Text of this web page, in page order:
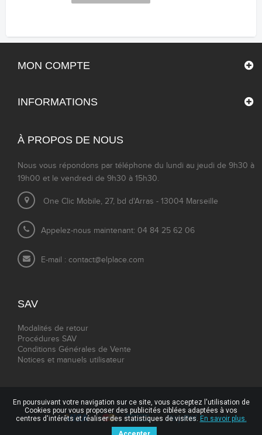
MON COMPTE
INFORMATIONS
À PROPOS DE NOUS
Nous vous répondons par téléphone du lundi au jeudi de 9h30 à
19h00 et le vendredi de 9h30 à 15h30.
One Clic Mobile, 27, bd d'Arras - 13004 Marseille
Appelez-nous maintenant: 04 84 25 62 06
E-mail : contact@elplace.com
SAV
Modalités de retour
Procédures SAV
Conditions Générales de Vente
Notices et manuels utilisateur
En poursuivant votre navigation sur ce site, vous acceptez l'utilisation de
Cookies pour vous proposer des publicités ciblées adaptées à vos
centres d'intérêts et réaliser des statistiques de visites. En savoir plus.